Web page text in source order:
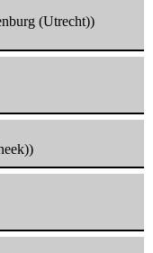
(Utrecht))